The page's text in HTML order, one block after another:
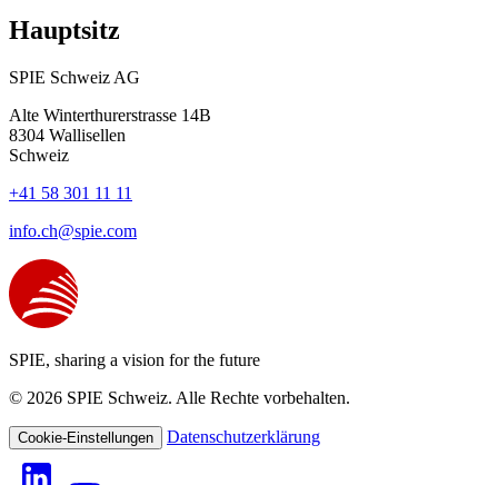
Hauptsitz
SPIE Schweiz AG
Alte Winterthurerstrasse 14B
8304 Wallisellen
Schweiz
+41 58 301 11 11
info.ch@spie.com
SPIE, sharing a vision for the future
© 2026 SPIE Schweiz. Alle Rechte vorbehalten.
Cookie-Einstellungen Datenschutzerklärung